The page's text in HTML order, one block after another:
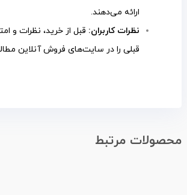
ارائه می‌دهند.
نظرات کاربران: قبل از خرید، نظرات و
قبلی را در سایت‌های فروش آنلاین
محصولات مرتبط